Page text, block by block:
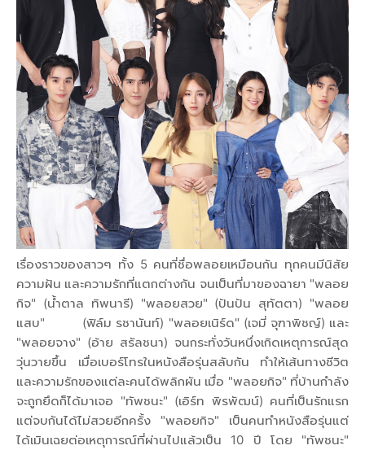
เรื่องราวของสาวๆ ทั้ง 5 คนที่ชื่อพลอยเหมือนกัน ทุกคนมีนิสัย
ความฝัน และความรักที่แตกต่างกัน จนเป็นที่มาของฉายา "พลอย
กิจ" (น้ำตาล ทิพนารี) "พลอยสวย" (ปันปัน สุทัตตา) "พลอย
แสบ" (ฟิล์ม รชานันท์) "พลอยเนิร์ด" (เจมี่ จุฑาพิชญ์) และ
"พลอยจาง" (อ้าย สรัลชนา) จนกระทั่งวันหนึ่งเกิดเหตุการณ์สุด
วุ่นวายขึ้น เมื่อเบอร์โทรในหนังสือรุ่นสลับกัน ทำให้เส้นทางชีวิต
และความรักของแต่ละคนได้พลิกผัน เมื่อ "พลอยกิจ" ที่บ้านกําลัง
จะถูกยึดก็ได้มาเจอ "ทัพชนะ" (เอิร์ท พิรพัฒน์) คนที่เป็นรักแรก
แต่จบกันได้ไม่สวยอีกครั้ง "พลอยกิจ" เป็นคนทำหนังสือรุ่นแต่
ได้เมินเฉยต่อเหตุการณ์ที่ผ่านไปแล้วเป็น 10 ปี โดย "ทัพชนะ"